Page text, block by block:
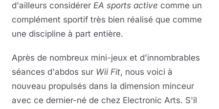
d'ailleurs considérer EA sports active comme un
complément sportif très bien réalisé que comme
une discipline à part entière.
Après de nombreux mini-jeux et d'innombrables
séances d'abdos sur Wii Fit, nous voici à
nouveau propulsés dans la dimension minceur
avec ce dernier-né de chez Electronic Arts. S'il